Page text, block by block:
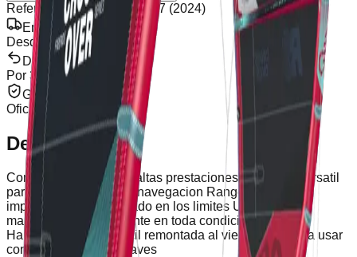
Referencia:Eleveight RSV7 (2024)
Envío Gratis
Desde 100€
Devoluciones
Por 30 días
Garantía
Oficial de Marca
Descripción
Cometa de freeride de altas prestaciones, precisa y versatil
para todos los tipos de navegacion Rango de viento
impresionante optimizado en los limites Ultra-estable,
manejo directo y eficiente en toda condicion de viento
Hangtime masivo y facil remontada al viento Lista para usar
con giros rapidos y suaves